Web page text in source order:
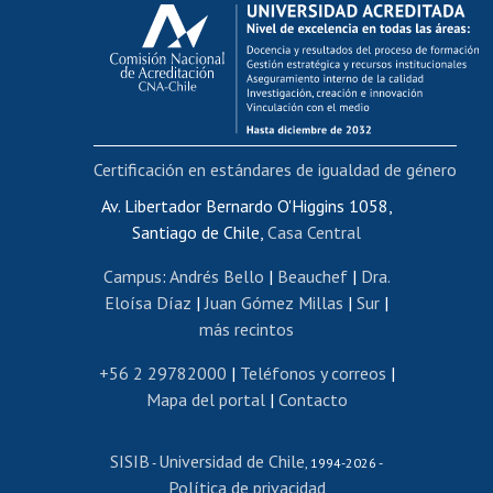
Postulación al AUCAI
Funcionarias/os
Cursos internos de capacitación
Bienestar del personal
Portal de movilidad interna
Certificado de renta
Certificado de renta honorarios
Editar páginas blancas
Extranjeras/os
Revalidación y reconocimiento de títulos
Postulación al Programa de Movilidad Estudiantil
Cursos de español
Av. Libertador Bernardo O'Higgins 1058,
Santiago de Chile, Casa Central
Campus: Andrés Bello | Beauchef| Dra.
Eloísa Díaz |Juan Gómez Millas | Sur |
más recintos
+56 2 29782000 | Teléfonos y correos |
Mapa del portal| Contacto
SISIB - Universidad de Chile, 1994-2026 -
Política de privacidad
Certificación en estándares de igualdad de género